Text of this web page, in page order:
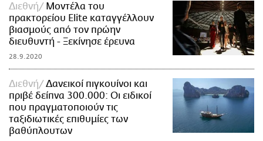
Διεθνή
Μοντέλα του
πρακτορείου Elite καταγγέλλουν
βιασμούς από τον πρώην
διευθυντή - Ξεκίνησε έρευνα
28.9.2020
Διεθνή
Δανεικοί πιγκουίνοι και
πριβέ δείπνα 300.000: Οι ειδικοί
που πραγματοποιούν τις
ταξιδιωτικές επιθυμίες των
βαθύπλουτων